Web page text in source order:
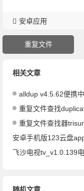
安卓应用
重复文件
相关文章
alldup v4.5.62便携
重复文件查找
重复文件查找器
安卓手机版123云盘
飞沙电视tv_v1.0.139